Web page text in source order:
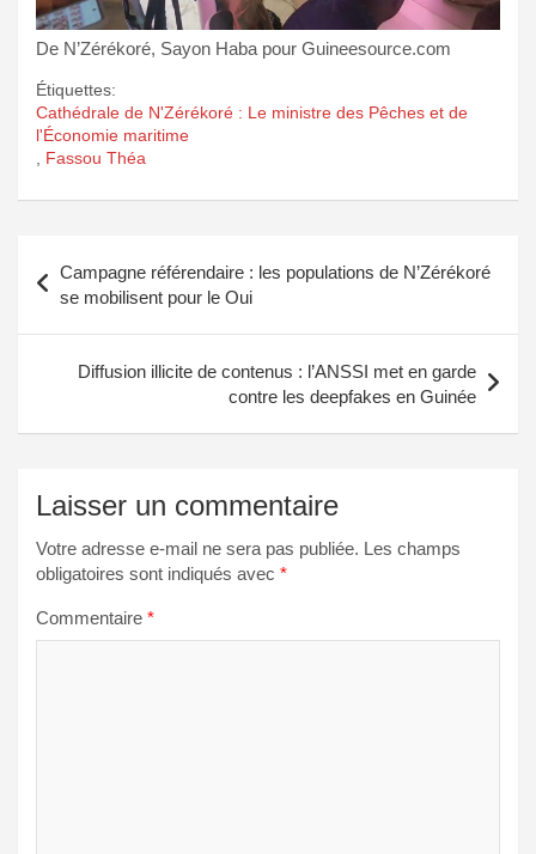
De N’Zérékoré, Sayon Haba pour Guineesource.com
Étiquettes:
Cathédrale de N'Zérékoré : Le ministre des Pêches et de
l'Économie maritime
Fassou Théa
de
l’article
Campagne référendaire : les populations de N’Zérékoré
se mobilisent pour le Oui
Diffusion illicite de contenus : l’ANSSI met en garde
contre les deepfakes en Guinée
Laisser un commentaire
Votre adresse e-mail ne sera pas publiée. Les champs
obligatoires sont indiqués avec *
Commentaire *